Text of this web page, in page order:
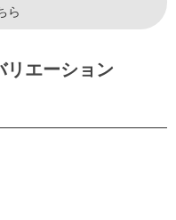
ら
リエーション